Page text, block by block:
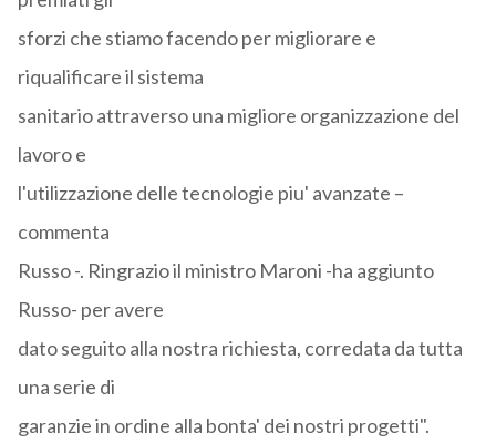
sforzi che stiamo facendo per migliorare e
riqualificare il sistema
sanitario attraverso una migliore organizzazione del
lavoro e
l'utilizzazione delle tecnologie piu' avanzate –
commenta
Russo -. Ringrazio il ministro Maroni -ha aggiunto
Russo- per avere
dato seguito alla nostra richiesta, corredata da tutta
una serie di
garanzie in ordine alla bonta' dei nostri progetti".